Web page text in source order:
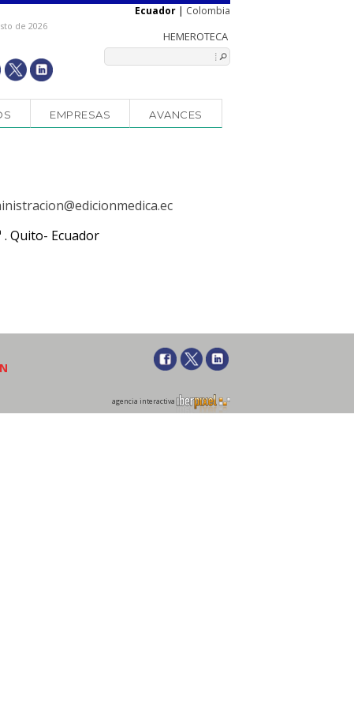
de 2026
Ecuador | Colombia
EMPRESAS AVANCES
. Quito- Ecuador
agencia interactiva